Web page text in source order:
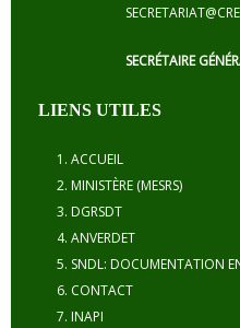
SECRÉTAIRE
LIENS UTILES
ACCUEIL
MINISTÈRE (MESRS)
DGRSDT
ANVERDET
SNDL: DOCUMENTATION
CONTACT
INAPI